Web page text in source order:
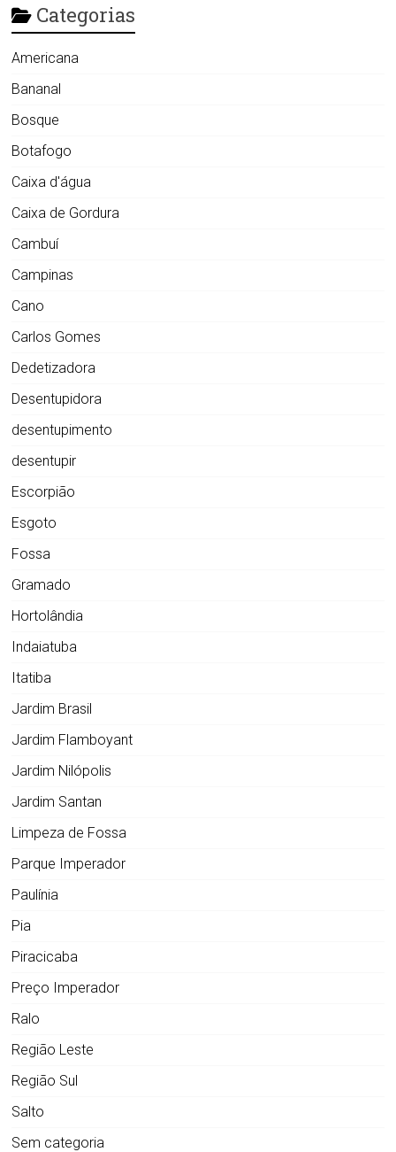
Categorias
Americana
Bananal
Bosque
Botafogo
Caixa d'água
Caixa de Gordura
Cambuí
Campinas
Cano
Carlos Gomes
Dedetizadora
Desentupidora
desentupimento
desentupir
Escorpião
Esgoto
Fossa
Gramado
Hortolândia
Indaiatuba
Itatiba
Jardim Brasil
Jardim Flamboyant
Jardim Nilópolis
Jardim Santan
Limpeza de Fossa
Parque Imperador
Paulínia
Pia
Piracicaba
Preço Imperador
Ralo
Região Leste
Região Sul
Salto
Sem categoria